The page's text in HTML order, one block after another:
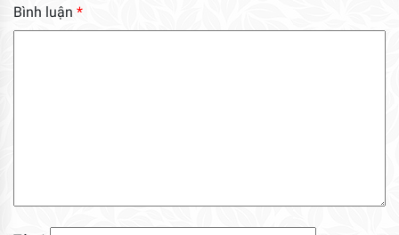
Bình luận *